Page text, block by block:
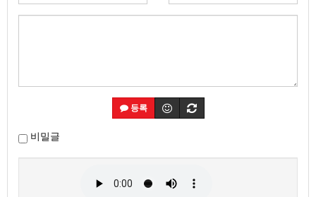
등록
비밀글